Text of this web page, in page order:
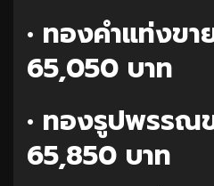
• ทองคำแท่งขา
65,050 บาท
• ทองรูปพรรณ
65,850 บาท